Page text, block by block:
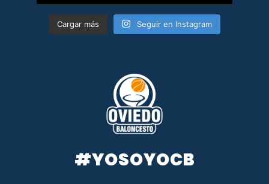
Cargar más Seguir en Instagram
#YOSOYOCB